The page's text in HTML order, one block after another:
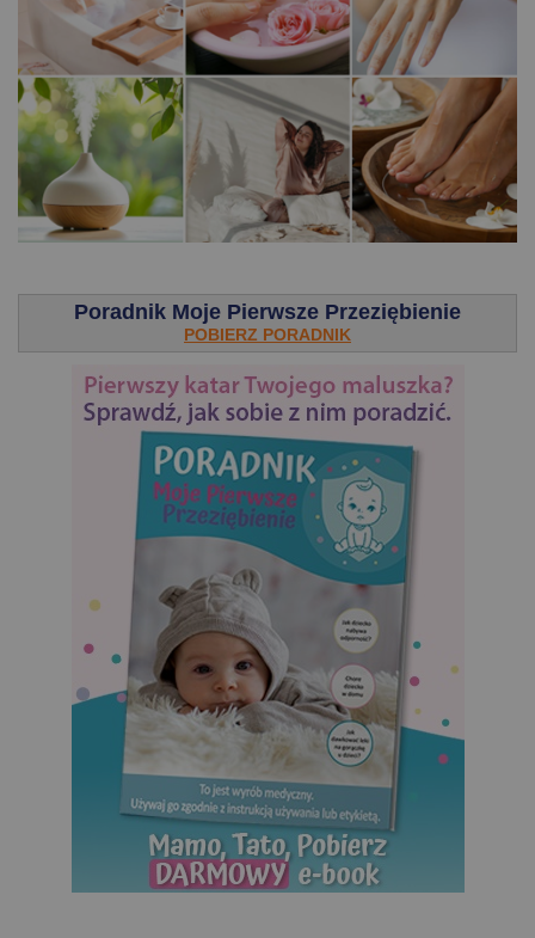
Poradnik Moje Pierwsze Przeziębienie
POBIERZ PORADNIK